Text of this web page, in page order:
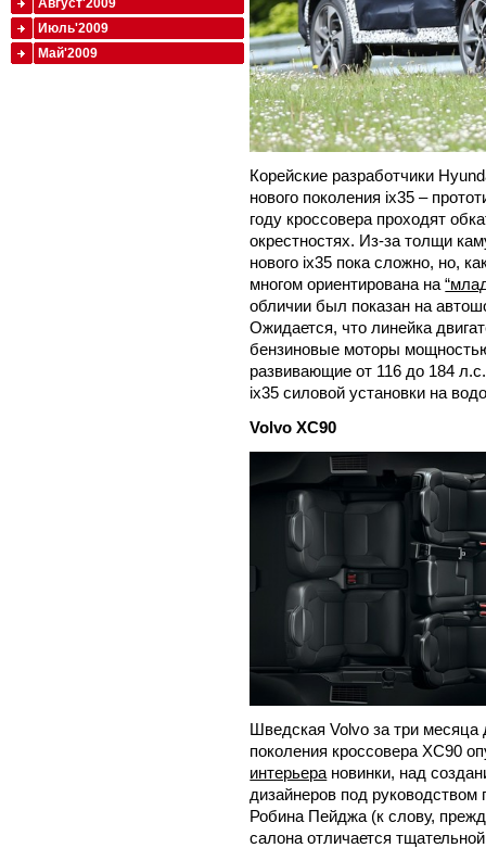
Корейские разработчики
нового поколения ix35 –
году кроссовера проходят
окрестностях. Из-за толщи
нового ix35 пока сложно, но,
многом ориентирована на
обличии был показан на
Ожидается, что линейка
бензиновые моторы
развивающие от 116 до 184
ix35 силовой установки на
VolvoXC90
Шведская Volvo за три месяца
поколения кроссовера XC90
интерьера новинки, над
дизайнеров под руководством
Робина Пейджа (к слову,
салона отличается
Август'2009
Июль'2009
Май'2009